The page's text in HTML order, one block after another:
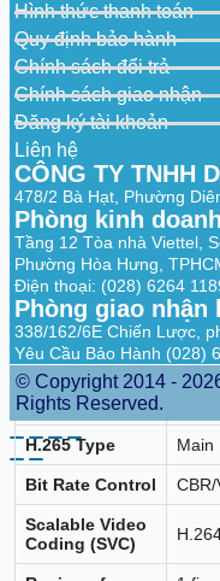
Sub-Stream
50
×
Third Stream
640
640
Video
Compression
Main
Sub-
Third
Video Bit Rate 32
H.264 Type
H.265 Type Main
Bit Rate Control CBR/
Scalable Video
Coding (SVC)
Hình thức thanh toán
Quy định bảo hành
Chính sách đổi trả
Chính sách giao nhận
Đăng ký tài khoản
Liên hệ
CÔNG TY TNHH
478/2 Bà Hạt, Phường
Phòng kinh doanh
Tầng 12 Tòa nhà Viettel,
Phường Hòa Hưng,
Điện thoại: (028) 6264
Phòng giao nhận
338/162/6E Chiến Lược,
Yêu Cầu Bảo Hành (028)
© Copyright 2014 -
Rights Reserved.